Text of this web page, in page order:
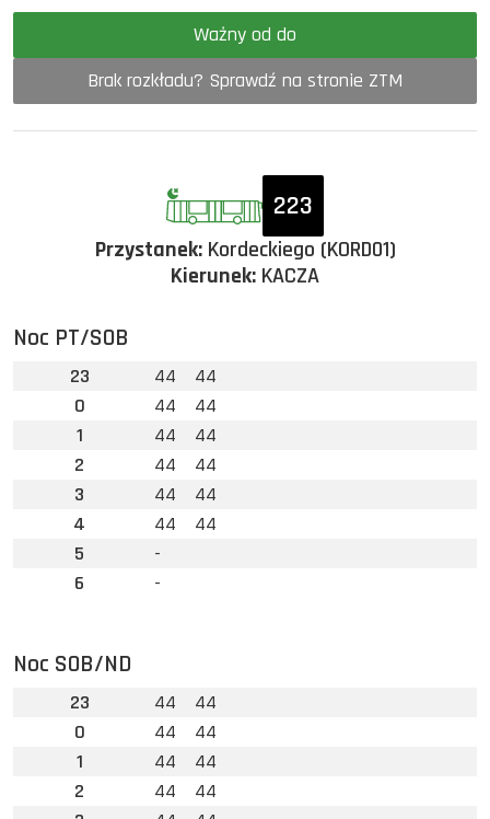
Ważny od do
Brak rozkładu? Sprawdź na stronie ZTM
223
Przystanek:Kordeckiego (KORD01)
Kierunek: KACZA
Noc PT/SOB
23 44
44
0
44
44
1
44
44
2
44
44
3
44
44
4
44
44
5
-
6
-
Noc SOB/ND
23 44
44
0
44
44
1
44
44
2
44
44